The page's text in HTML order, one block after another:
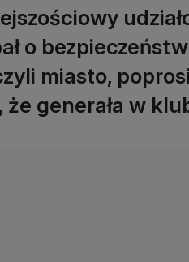
o
miasto,
że generała w